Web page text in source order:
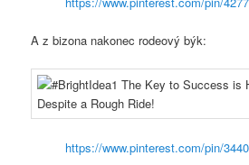
A z bizona nakonec rodeový býk:
https://www.pinterest.com/pin/